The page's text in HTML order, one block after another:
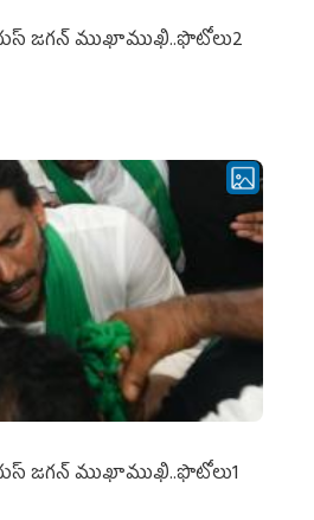
జ‌గ‌న్ ముఖాముఖి..ఫొటోలు2
జ‌గ‌న్ ముఖాముఖి..ఫొటోలు1